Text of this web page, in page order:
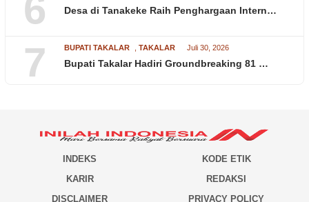
Desa di Tanakeke Raih Penghargaan Intern…
7 BUPATI TAKALAR TAKALAR Juli 30, 2026
Bupati Takalar Hadiri Groundbreaking 81 …
INDEKS
KODE ETIK
KARIR
REDAKSI
DISCLAIMER
PRIVACY POLICY